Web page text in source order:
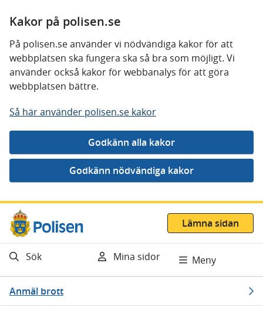
Kakor på polisen.se
På polisen.se använder vi nödvändiga kakor för att
webbplatsen ska fungera ska så bra som möjligt. Vi
använder också kakor för webbanalys för att göra
webbplatsen bättre.
Så här använder polisen.se kakor
Gå direkt till innehåll
Lämna sidan
Sök Mina sidor Meny
Anmäl brott